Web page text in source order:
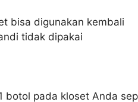
bisa digunakan kembali
tidak dipakai
botol pada kloset Anda